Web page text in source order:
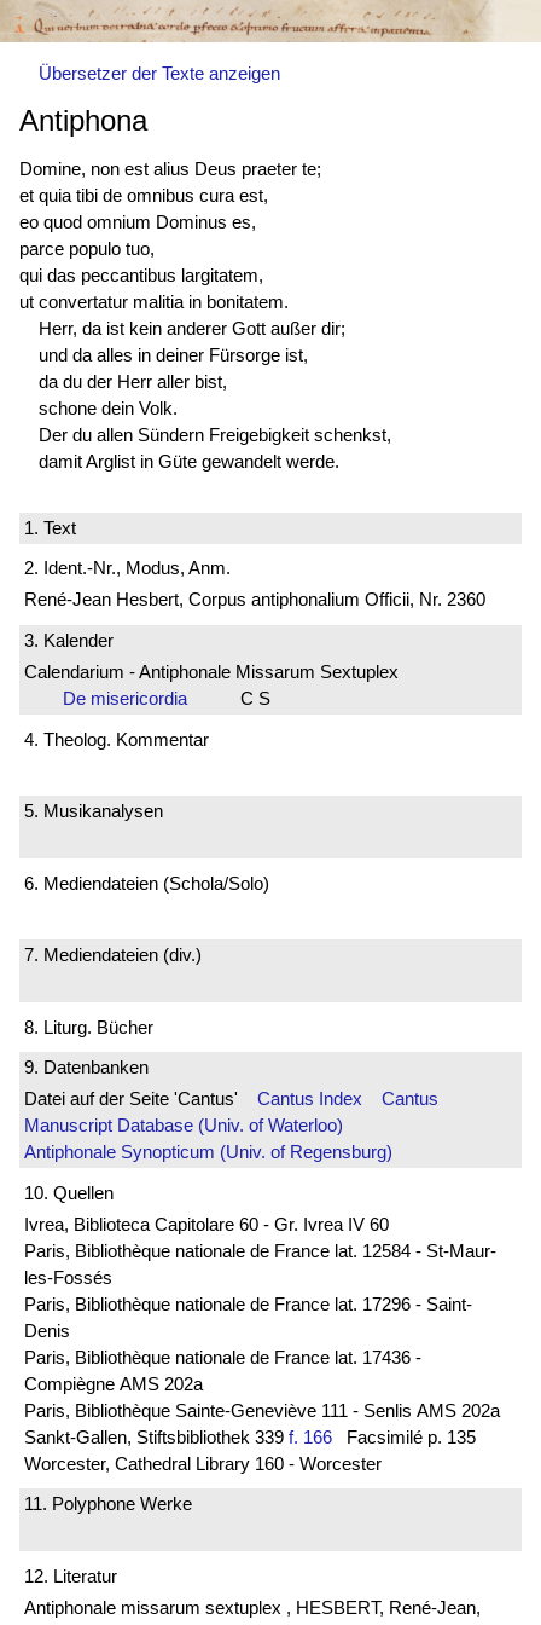
Übersetzer der Texte anzeigen
Antiphona
Domine, non est alius Deus praeter te;
et quia tibi de omnibus cura est,
eo quod omnium Dominus es,
parce populo tuo,
qui das peccantibus largitatem,
ut convertatur malitia in bonitatem.
Herr, da ist kein anderer Gott außer dir;
und da alles in deiner Fürsorge ist,
da du der Herr aller bist,
schone dein Volk.
Der du allen Sündern Freigebigkeit schenkst,
damit Arglist in Güte gewandelt werde.
1. Text
2. Ident.-Nr., Modus, Anm.
René-Jean Hesbert, Corpus antiphonalium Officii, Nr. 2360
3. Kalender
Calendarium - Antiphonale Missarum Sextuplex
De misericordia
C S
4. Theolog. Kommentar
5. Musikanalysen
6. Mediendateien (Schola/Solo)
7. Mediendateien (div.)
8. Liturg. Bücher
9. Datenbanken
Datei auf der Seite 'Cantus' Cantus Index
Cantus
Manuscript Database (Univ. of Waterloo)
Antiphonale Synopticum (Univ. of Regensburg)
10. Quellen
Ivrea, Biblioteca Capitolare 60 - Gr. Ivrea IV 60
Paris, Bibliothèque nationale de France lat. 12584 - St-Maur-
les-Fossés
Paris, Bibliothèque nationale de France lat. 17296 - Saint-
Denis
Paris, Bibliothèque nationale de France lat. 17436 -
Compiègne AMS 202a
Paris, Bibliothèque Sainte-Geneviève 111 - Senlis AMS 202a
Sankt-Gallen, Stiftsbibliothek 339 f. 166 Facsimilé p. 135
Worcester, Cathedral Library 160 - Worcester
11. Polyphone Werke
12. Literatur
Antiphonale missarum sextuplex , HESBERT, René-Jean,